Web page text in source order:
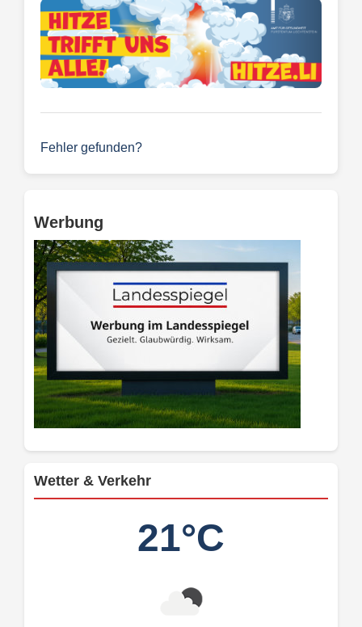
Fehler gefunden?
Werbung
Wetter & Verkehr
21°C